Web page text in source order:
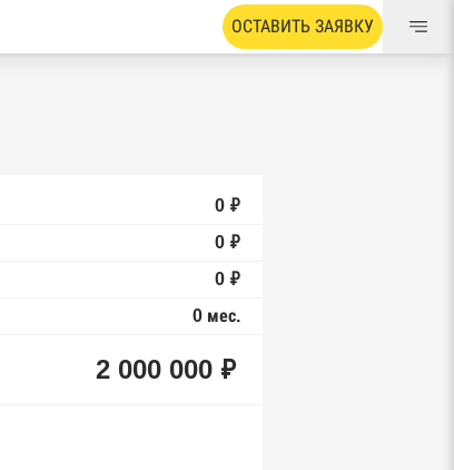
ОСТАВИТЬ ЗАЯВКУ
0 ₽
0 ₽
0 ₽
0 мес.
2 000 000 ₽